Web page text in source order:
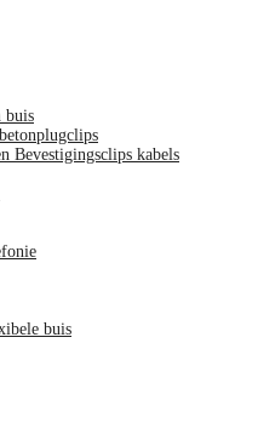
buis
Bevestigingsclips kabels
buis